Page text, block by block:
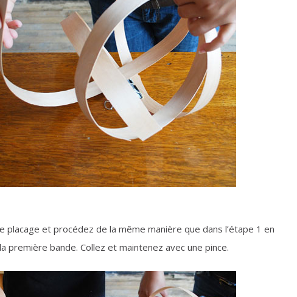
placage et procédez de la même manière que dans l’étape 1 en
première bande. Collez et maintenez avec une pince.